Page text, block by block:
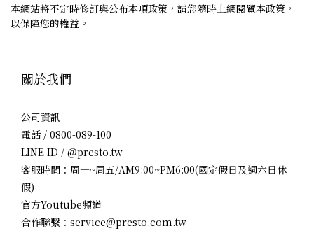
本網站將不定時修訂與公布本項政策，請您隨時上網閱覽本政策，
以保障您的權益。
關於我們
公司資訊
電話 / 0800-089-100
LINE ID / @presto.tw
客服時間：周一~周五/AM9:00~PM6:00(國定假日及週六日休
假)
官方Youtube頻道
合作聯繫：service@presto.com.tw